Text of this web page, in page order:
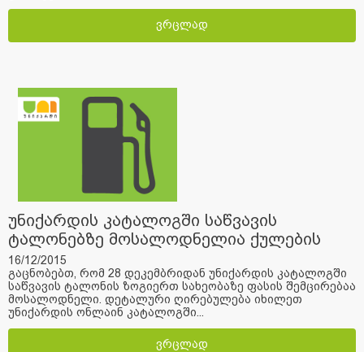
ვრცლად
უნიქარდის კატალოგში საწვავის
ტალონებზე მოსალოდნელია ქულების
შემცირება
16/12/2015
გაცნობებთ, რომ 28 დეკემბრიდან უნიქარდის კატალოგში
საწვავის ტალონის ზოგიერთ სახეობაზე ფასის შემცირებაა
მოსალოდნელი. დეტალური ღირებულება იხილეთ
უნიქარდის ონლაინ კატალოგში...
ვრცლად